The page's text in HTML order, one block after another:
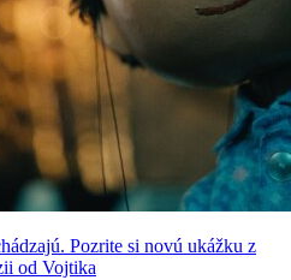
Pozrite si novú ukážku z
od Vojtika